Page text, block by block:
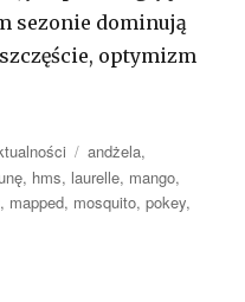
sezonie dominują
optymizm
Tagi
andżela,
, hms, laurelle, mango,
, mapped, mosquito,pokey,